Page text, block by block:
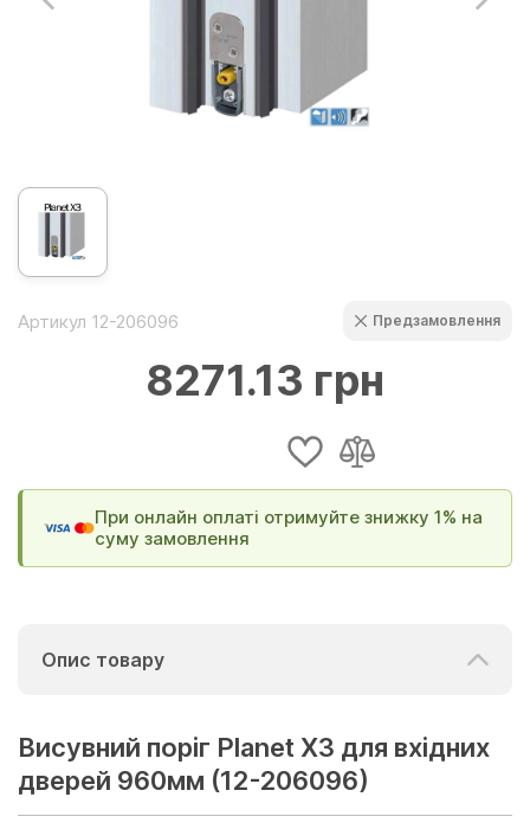
Артикул 12-206096 Предзамовлення
8271.13 грн
При онлайн оплаті отримуйте знижку 1% на
суму замовлення
Опис товару
Висувний поріг Planet X3 для вхідних
дверей 960мм (12-206096)